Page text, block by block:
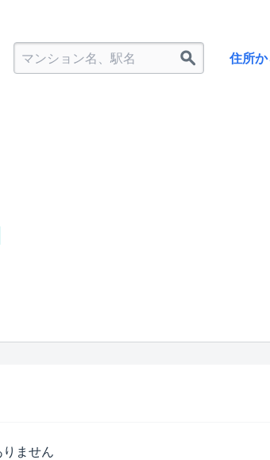
住所
ません